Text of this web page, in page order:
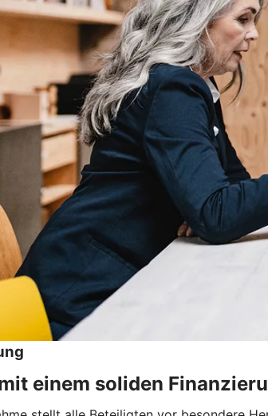
einem soliden